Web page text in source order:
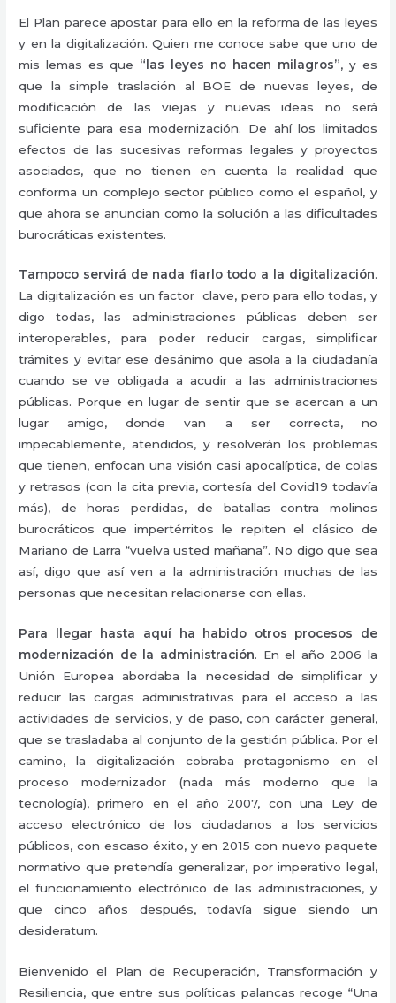
El Plan parece apostar para ello en la reforma de las leyes
y en la digitalización. Quien me conoce sabe que uno de
mis lemas es que “las leyes no hacen milagros”, y es
que la simple traslación al BOE de nuevas leyes, de
modificación de las viejas y nuevas ideas no será
suficiente para esa modernización. De ahí los limitados
efectos de las sucesivas reformas legales y proyectos
asociados, que no tienen en cuenta la realidad que
conforma un complejo sector público como el español, y
que ahora se anuncian como la solución a las dificultades
burocráticas existentes.
Tampoco servirá de nada fiarlo todo a la digitalización.
La digitalización es un factor clave, pero para ello todas, y
digo todas, las administraciones públicas deben ser
interoperables, para poder reducir cargas, simplificar
trámites y evitar ese desánimo que asola a la ciudadanía
cuando se ve obligada a acudir a las administraciones
públicas. Porque en lugar de sentir que se acercan a un
lugar amigo, donde van a ser correcta, no
impecablemente, atendidos, y resolverán los problemas
que tienen, enfocan una visión casi apocalíptica, de colas
y retrasos (con la cita previa, cortesía del Covid19 todavía
más), de horas perdidas, de batallas contra molinos
burocráticos que impertérritos le repiten el clásico de
Mariano de Larra “vuelva usted mañana”. No digo que sea
así, digo que así ven a la administración muchas de las
personas que necesitan relacionarse con ellas.
Para llegar hasta aquí ha habido otros procesos de
modernización de la administración. En el año 2006 la
Unión Europea abordaba la necesidad de simplificar y
reducir las cargas administrativas para el acceso a las
actividades de servicios, y de paso, con carácter general,
que se trasladaba al conjunto de la gestión pública. Por el
camino, la digitalización cobraba protagonismo en el
proceso modernizador (nada más moderno que la
tecnología), primero en el año 2007, con una Ley de
acceso electrónico de los ciudadanos a los servicios
públicos, con escaso éxito, y en 2015 con nuevo paquete
normativo que pretendía generalizar, por imperativo legal,
el funcionamiento electrónico de las administraciones, y
que cinco años después, todavía sigue siendo un
desideratum.
Bienvenido el Plan de Recuperación, Transformación y
Resiliencia, que entre sus políticas palancas recoge “Una